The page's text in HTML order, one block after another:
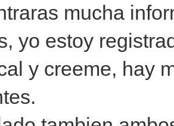
mucha
yo estoy
y creeme, hay